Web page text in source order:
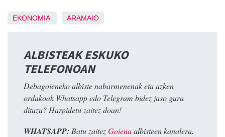
EKONOMIA ARAMAIO
ALBISTEAK ESKUKO
TELEFONOAN
Debagoieneko albiste nabarmenenak eta azken
ordukoak Whatsapp edo Telegram bidez jaso gura
dituzu? Harpidetu zaitez doan!
WHATSAPP: Batu zaitezGoienaalbisteen kanalera.